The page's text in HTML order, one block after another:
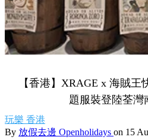
【香港】XRAGE x 海賊
題服裝登陸荃灣
玩樂 香港
By 放假去邊 Openholidays on 15